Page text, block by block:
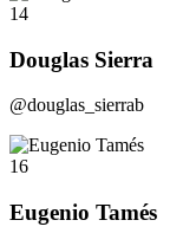
14
Douglas Sierra
@douglas_sierrab
16
Eugenio Tamés